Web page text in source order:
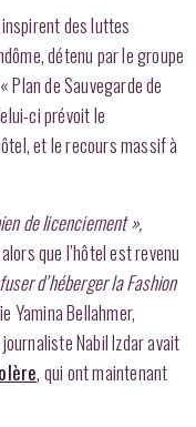
des luttes
détenu par le groupe
de Sauvegarde de
ci prévoit le
et le recours massif à
de licenciement »,
que l’hôtel est revenu
d’héberger la Fashion
Yamina Bellahmer,
Nabil Izdar avait
, qui ont maintenant